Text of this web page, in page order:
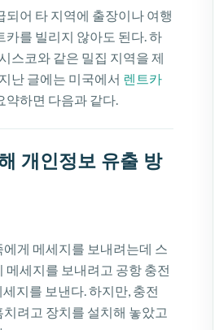
되어 타 지역에 출장이나 여행
카를 빌리지 않아도 된다. 하
스코와 같은 밀집 지역을 제
난 글에는 미국에서 렌트카
약하면 다음과 같다.
개인정보 유출 방
게 메세지를 보내려는데 스
메세지를 보내려고 공항 충전
지를 보낸다. 하지만, 충전
려고 장치를 설치해 놓았고